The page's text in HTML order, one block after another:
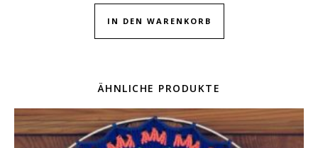
IN DEN WARENKORB
ÄHNLICHE PRODUKTE